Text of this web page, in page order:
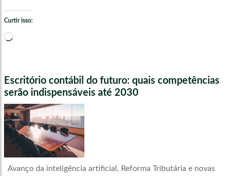
Curtir isso:
Carregando...
Escritório contábil do futuro: quais competências
serão indispensáveis até 2030
Avanço da inteligência artificial, Reforma Tributária e novas